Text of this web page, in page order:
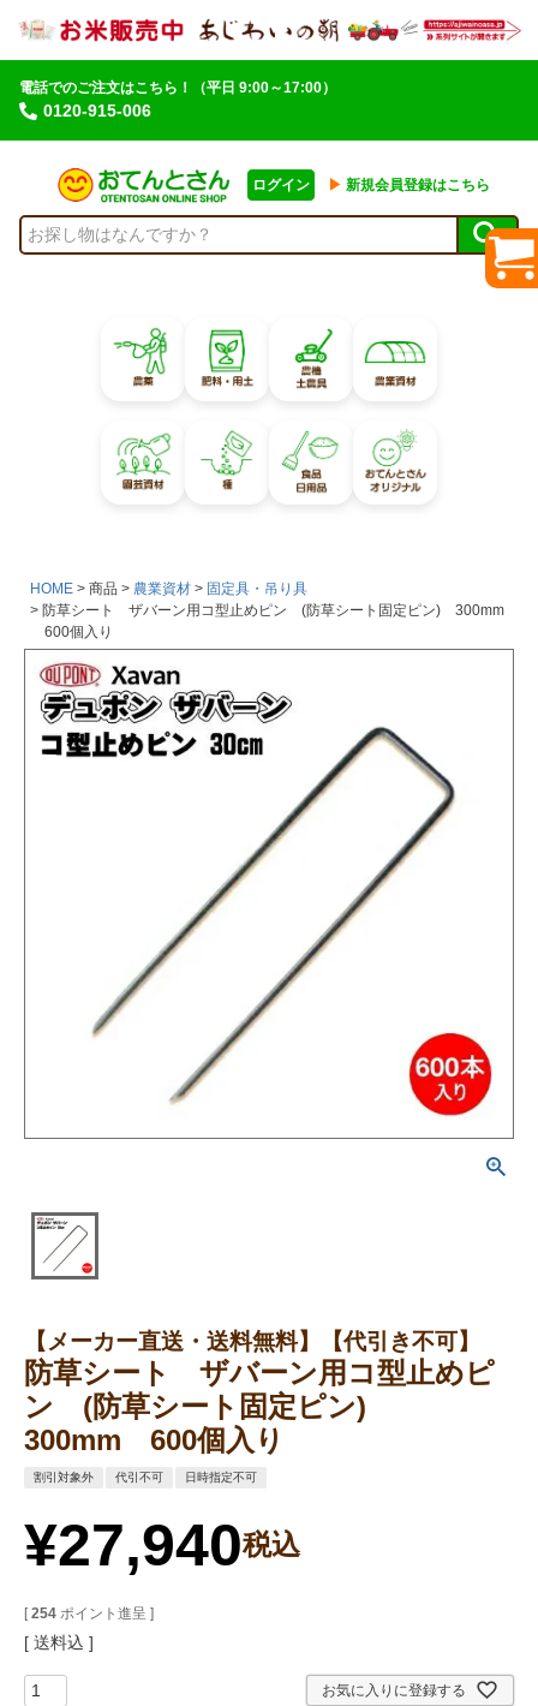
電話でのご注文はこちら！
0120-915-006
（平日 9:00～17:00）
ログイン ▶︎ 新規会員登録はこちら
HOME 商品 農業資材
固定具・吊り具
防草シート ザバーン用コ型止めピン (防草シート固定ピン) 300mm
600個入り
【メーカー直送・送料無料】【代引き不可】
防草シート ザバーン用コ型止めピ
ン (防草シート固定ピン)
300mm 600個入り
割引対象外 代引不可 日時指定不可
¥27,940税込
[ 254 ポイント進呈 ]
送料込
お気に入りに登録する